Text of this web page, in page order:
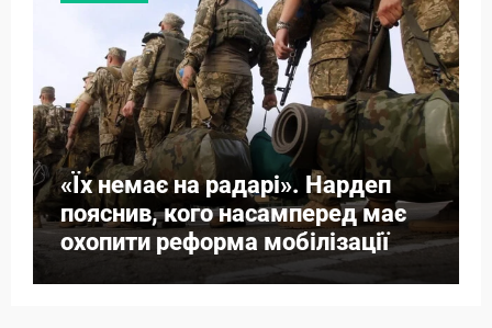
«Їх немає на радарі». Нардеп
пояснив, кого насамперед має
охопити реформа мобілізації